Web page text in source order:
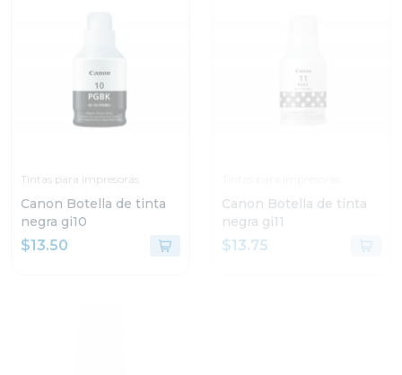
Tintas para impresoras
Canon Botella de tinta
negra gi10
$13.50
Canon Botella de tinta
negra gi11
$13.75